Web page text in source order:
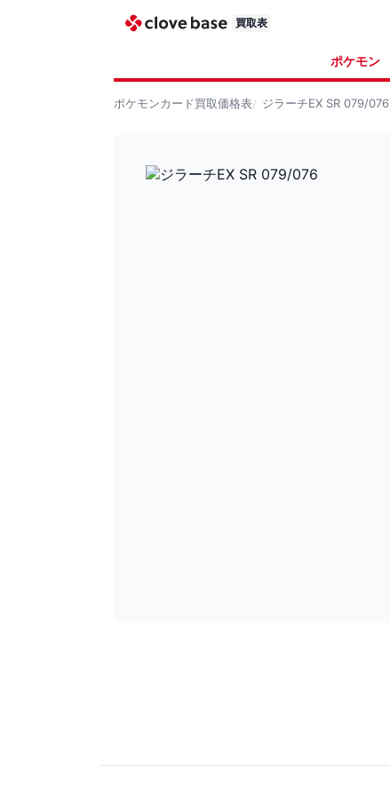
買取表
ポケモン
ポケモンカード買取価格表 ジラーチEX SR 079/076